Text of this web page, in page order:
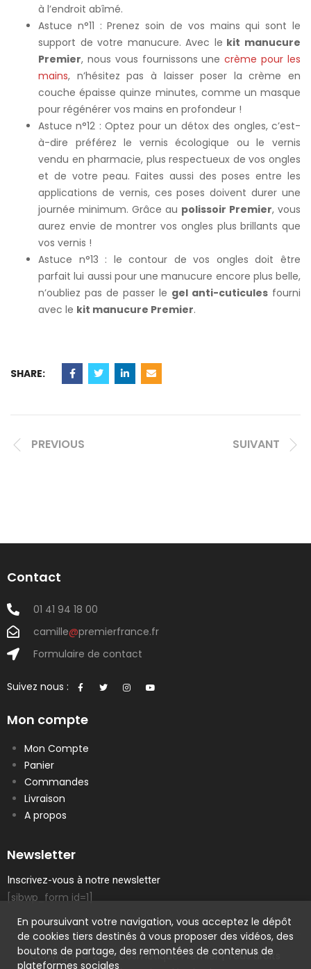
à l’endroit abîmé.
Astuce n°11 : Prenez soin de vos mains qui sont le
support de votre manucure. Avec le kit manucure
Premier, nous vous fournissons unecrème pour les
mains, n’hésitez pas à laisser poser la crème en
couche épaisse quinze minutes, comme un masque
pour régénérer vos mains en profondeur !
Astuce n°12 : Optez pour un détox des ongles, c’est-
à-dire préférez le vernis écologique ou le vernis
vendu en pharmacie, plus respectueux de vos ongles
et de votre peau. Faites aussi des poses entre les
applications de vernis, ces poses doivent durer une
journée minimum. Grâce au polissoir Premier, vous
aurez envie de montrer vos ongles plus brillants que
vos vernis !
Astuce n°13 : le contour de vos ongles doit être
parfait lui aussi pour une manucure encore plus belle,
n’oubliez pas de passer le gel anti-cuticules fourni
avec le kit manucure Premier.
SHARE:
PREVIOUS SUIVANT
Contact
01 41 94 18 00
camille@premierfrance.fr
Formulaire de contact
Suivez nous :
Mon compte
Mon Compte
Panier
Commandes
Livraison
A propos
Newsletter
Inscrivez-vous à notre newsletter
[sibwp_form id=1]
Copyright © 2023 Cosmetique Premier | Tous droits
En poursuivant votre navigation, vous acceptez le dépôt
de cookies tiers destinés à vous proposer des vidéos, des
boutons de partage, des remontées de contenus de
plateformes sociales